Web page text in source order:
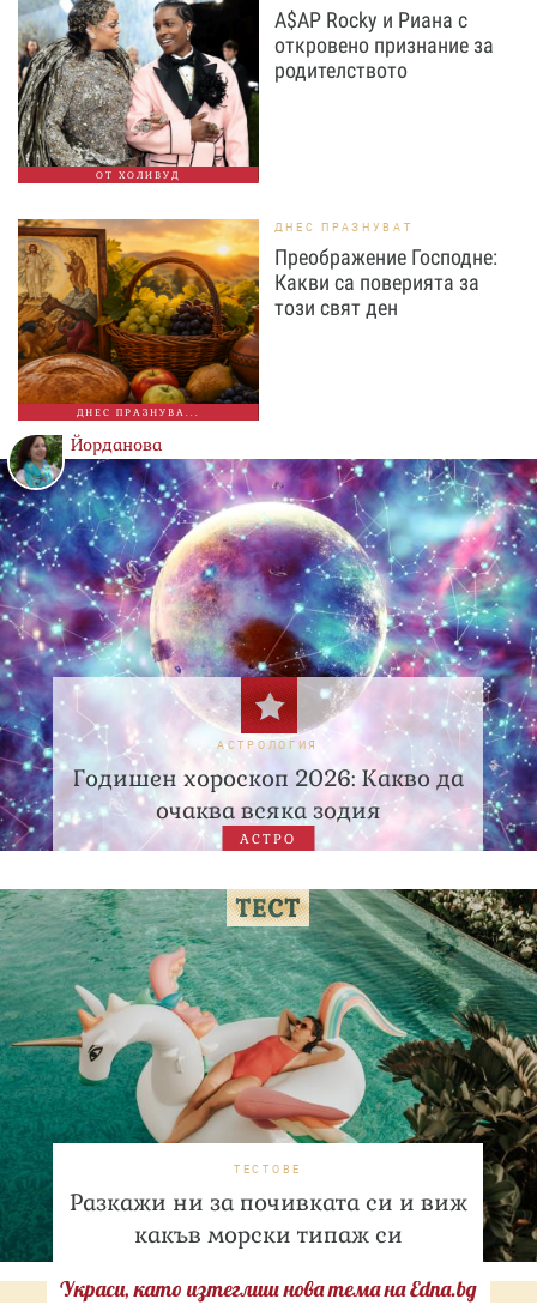
ОТ ХОЛИВУД
A$AP Rocky и Риана с
откровено признание за
родителството
ДНЕС ПРАЗНУВА...
ДНЕС ПРАЗНУВАТ
Преображение Господне:
Какви са поверията за
този свят ден
Йорданова
АСТРОЛОГИЯ
Годишен хороскоп 2026: Какво да
очаква всяка зодия
АСТРО
ТЕСТОВЕ
Разкажи ни за почивката си и виж
какъв морски типаж си
Украси, като изтеглиш нова тема на Edna.bg